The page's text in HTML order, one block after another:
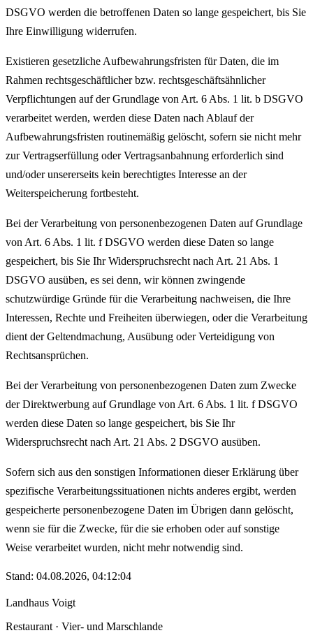
DSGVO werden die betroffenen Daten so lange gespeichert, bis Sie
Ihre Einwilligung widerrufen.
Existieren gesetzliche Aufbewahrungsfristen für Daten, die im
Rahmen rechtsgeschäftlicher bzw. rechtsgeschäftsähnlicher
Verpflichtungen auf der Grundlage von Art. 6 Abs. 1 lit. b DSGVO
verarbeitet werden, werden diese Daten nach Ablauf der
Aufbewahrungsfristen routinemäßig gelöscht, sofern sie nicht mehr
zur Vertragserfüllung oder Vertragsanbahnung erforderlich sind
und/oder unsererseits kein berechtigtes Interesse an der
Weiterspeicherung fortbesteht.
Bei der Verarbeitung von personenbezogenen Daten auf Grundlage
von Art. 6 Abs. 1 lit. f DSGVO werden diese Daten so lange
gespeichert, bis Sie Ihr Widerspruchsrecht nach Art. 21 Abs. 1
DSGVO ausüben, es sei denn, wir können zwingende
schutzwürdige Gründe für die Verarbeitung nachweisen, die Ihre
Interessen, Rechte und Freiheiten überwiegen, oder die Verarbeitung
dient der Geltendmachung, Ausübung oder Verteidigung von
Rechtsansprüchen.
Bei der Verarbeitung von personenbezogenen Daten zum Zwecke
der Direktwerbung auf Grundlage von Art. 6 Abs. 1 lit. f DSGVO
werden diese Daten so lange gespeichert, bis Sie Ihr
Widerspruchsrecht nach Art. 21 Abs. 2 DSGVO ausüben.
Sofern sich aus den sonstigen Informationen dieser Erklärung über
spezifische Verarbeitungssituationen nichts anderes ergibt, werden
gespeicherte personenbezogene Daten im Übrigen dann gelöscht,
wenn sie für die Zwecke, für die sie erhoben oder auf sonstige
Weise verarbeitet wurden, nicht mehr notwendig sind.
Stand: 04.08.2026, 04:12:04
Landhaus Voigt
Restaurant · Vier- und Marschlande